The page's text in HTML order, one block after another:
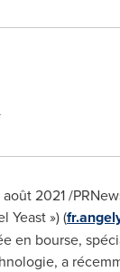
2021 /
Yeast ») (
en bourse,
a